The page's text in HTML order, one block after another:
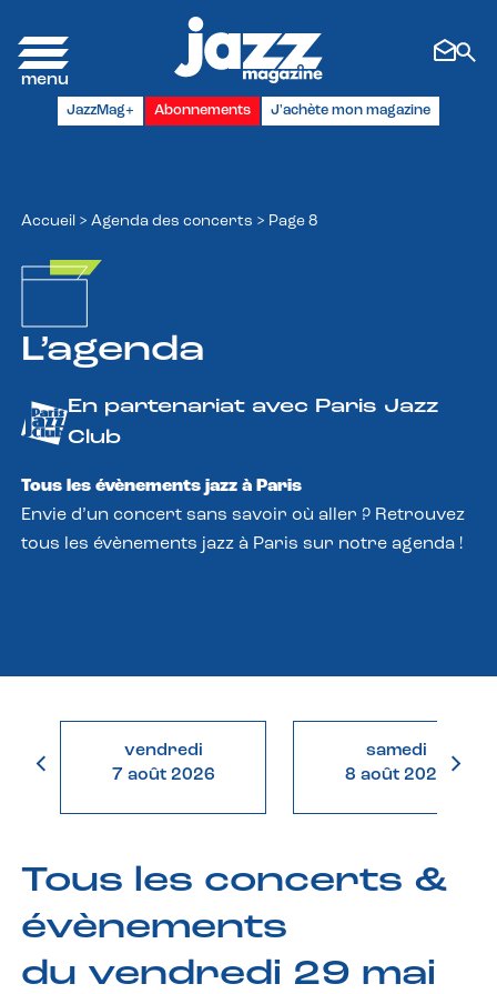
JazzMag+ Abonnements J'achète mon magazine
Accueil > Agenda des concerts > Page 8
L’agenda
En partenariat avec Paris Jazz
Club
Tous les évènements jazz à Paris
Envie d’un concert sans savoir où aller ? Retrouvez
tous les évènements jazz à Paris sur notre agenda !
vendredi
7 août 2026
samedi
8 août 2026
Tous les concerts &
évènements
du vendredi 29 mai